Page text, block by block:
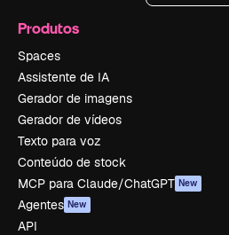
Produtos
Spaces
Assistente de IA
Gerador de imagens
Gerador de vídeos
Texto para voz
Conteúdo de stock
MCP para Claude/ChatGPT New
Agentes New
API